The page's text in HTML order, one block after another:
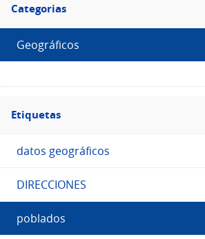
Categorias
Categorias
Geográficos
Filtro
Etiquetas
Etiquetas
datos geográficos
DIRECCIONES
poblados